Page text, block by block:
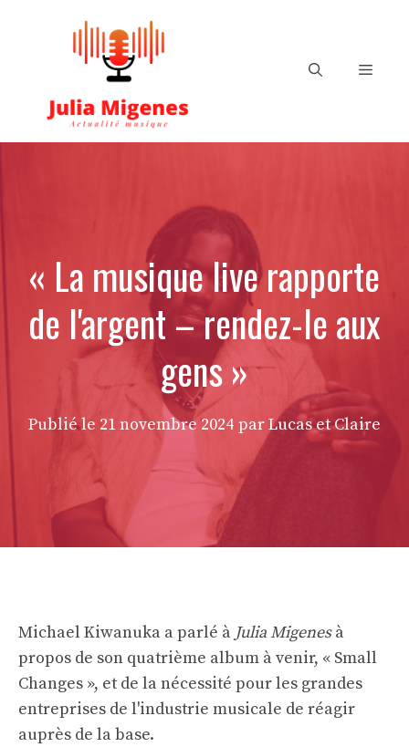
Menu
« La musique live rapporte
de l'argent – ​​rendez-le aux
gens »
Publié le 21 novembre 2024 par Lucas et Claire
Michael Kiwanuka a parlé à Julia Migenesà
propos de son quatrième album à venir, « Small
Changes », et de la nécessité pour les grandes
entreprises de l'industrie musicale de réagir
auprès de la base.